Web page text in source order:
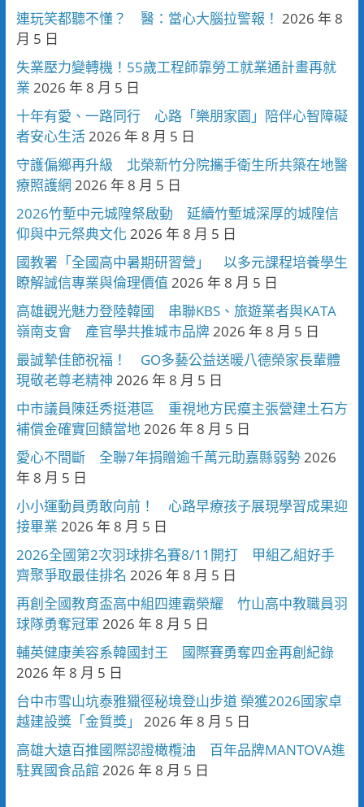
連玩笑都聽不懂？ 醫：當心大腦拉警報！ 2026 年 8
月 5 日
失業壓力變轉機！55歲工程師靠勞工就業通計畫再就
業 2026 年 8 月 5 日
十年有愛、一路同行 心路「樂朋家園」陪伴心智障礙
者安心生活2026 年 8 月 5 日
守護偏鄉再升級 北榮新竹分院攜手衛生所共築在地醫
療照護網 2026 年 8 月 5 日
2026竹塹中元城隍祭啟動 延續竹塹城深厚的城隍信
仰與中元祭典文化 2026 年 8 月 5 日
國教署「全國高中暑期研習營」 以多元課程培養學生
瞭解誠信專業與倫理價值 2026 年 8 月 5 日
高雄觀光魅力登陸韓國 串聯KBS、旅遊業者與KATA
嶺南支會 產官學共推城市品牌2026 年 8 月 5 日
最誠摯佳節祝福！ GO多藝公益送暖八德榮家長輩體
現敬老尊老精神 2026 年 8 月 5 日
中市議員陳廷秀挺港區 重視地方民瘼主張營建土石方
補償金確實回饋當地2026 年 8 月 5 日
愛心不間斷 全聯7年捐贈逾千萬元助嘉縣弱勢2026
年 8 月 5 日
小小運動員勇敢向前！ 心路早療孩子展現學習成果迎
接畢業 2026 年 8 月 5 日
2026全國第2次羽球排名賽8/11開打 甲組乙組好手
齊聚爭取最佳排名 2026 年 8 月 5 日
再創全國教育盃高中組四連霸榮耀 竹山高中教職員羽
球隊勇奪冠軍 2026 年 8 月 5 日
輔英健康美容系韓國封王 國際賽勇奪四金再創紀錄
2026 年 8 月 5 日
台中市雪山坑泰雅獵徑秘境登山步道 榮獲2026國家卓
越建設獎「金質獎」
2026 年 8 月 5 日
高雄大遠百推國際認證橄欖油 百年品牌MANTOVA進
駐異國食品館 2026 年 8 月 5 日